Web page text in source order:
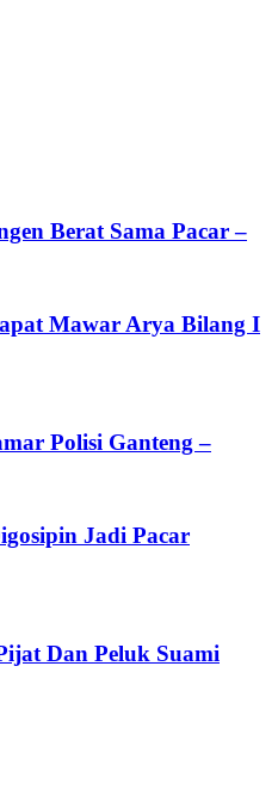
Berat Sama Pacar –
Mawar Arya Bilang I
Polisi Ganteng –
Jadi Pacar
Dan Peluk Suami